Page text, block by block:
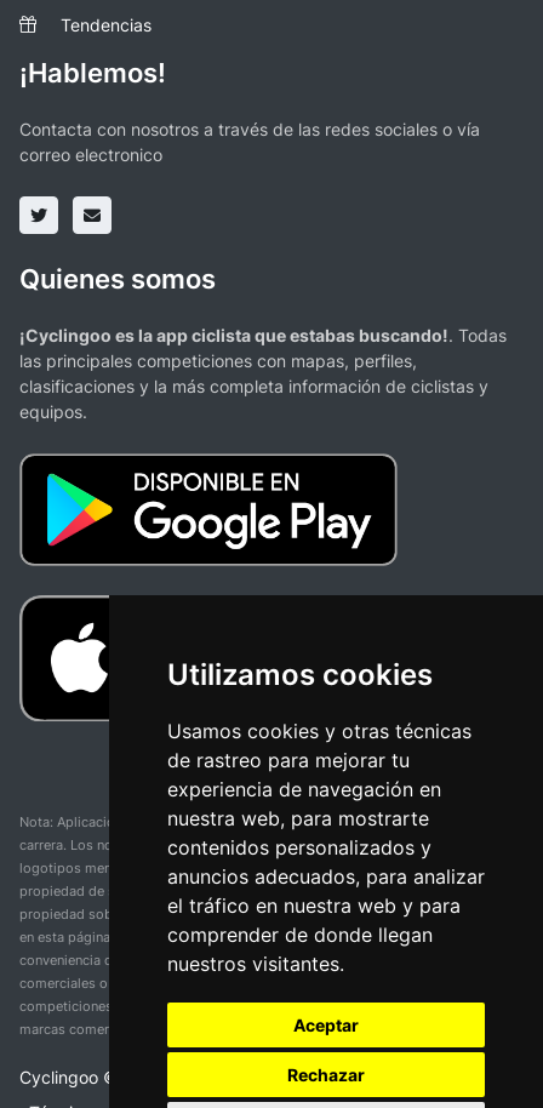
Utilizamos cookies
Usamos cookies y otras técnicas
de rastreo para mejorar tu
experiencia de navegación en
nuestra web, para mostrarte
contenidos personalizados y
anuncios adecuados, para analizar
el tráfico en nuestra web y para
comprender de donde llegan
nuestros visitantes.
Aceptar
Rechazar
Tendencias
¡Hablemos!
Contacta con nosotros a través de las redes sociales o vía
correo electronico
Quienes somos
¡Cyclingoo es la app ciclista que estabas buscando!. Todas
las principales competiciones con mapas, perfiles,
clasificaciones y la más completa información de ciclistas y
equipos.
Nota: Aplicación y web no oficial y no relacionada con ninguna organización o
carrera. Los nombres de equipos, competiciones, marcas comerciales y
logotipos mencionados en esta página de resultados de ciclismo son
propiedad de sus respectivos dueños. No tenemos afiliación, patrocinio ni
propiedad sobre estas marcas comerciales. Toda la información proporcionada
en esta página se presenta únicamente con fines informativos y para la
conveniencia de nuestros usuarios. Cualquier uso de nombres, marcas
comerciales o logotipos tiene el único propósito de identificar equipos y
competiciones y no implica asociación o respaldo. Todos los derechos de las
marcas comerciales mencionadas aquí pertenecen a sus propietarios legítimos.
Cyclingoo ©